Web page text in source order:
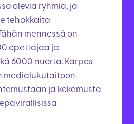
olevia ryhmiä, ja
tehokkaita
mennessä on
opettajaa ja
6000 nuorta. Karpos
medialukutaitoon
ja kokemusta